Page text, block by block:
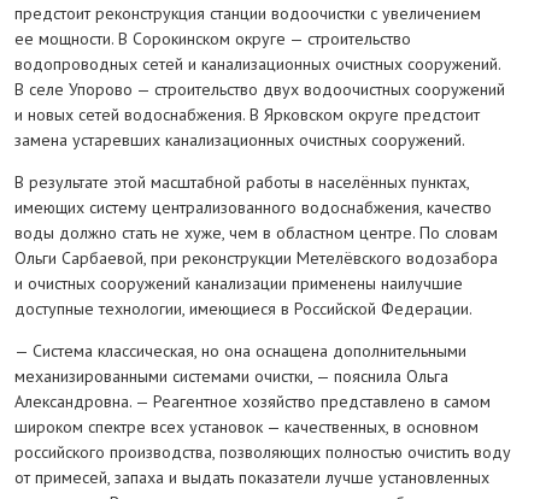
предстоит реконструкция станции водоочистки с увеличением
ее мощности. В Сорокинском округе — строительство
водопроводных сетей и канализационных очистных сооружений.
В селе Упорово — строительство двух водоочистных сооружений
и новых сетей водоснабжения. В Ярков­ском округе предстоит
замена устаревших канализационных очистных сооружений.
В результате этой масштабной работы в населённых пунктах,
имеющих систему централизованного водоснабжения, качество
воды должно стать не хуже, чем в областном центре. По словам
Ольги Сарбаевой, при реконструкции Метелёвского водозабора
и очистных сооружений канализации применены наилучшие
доступные технологии, имеющиеся в Российской Федерации.
— Система классическая, но она оснащена дополнительными
механизированными системами очистки, — пояснила Ольга
Александровна. — Реагентное хозяйство представлено в самом
широком спектре всех установок — качественных, в основном
российского производства, позволяющих полностью очистить воду
от примесей, запаха и выдать показатели лучше установленных